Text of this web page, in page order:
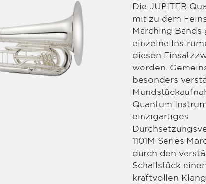
Die JUPITER
mit zu dem
Marching Bands
einzelne
diesen
worden.
besonders
Quantum
einzigartiges
1101M Series
durch den
Schallstück
kraftvollen